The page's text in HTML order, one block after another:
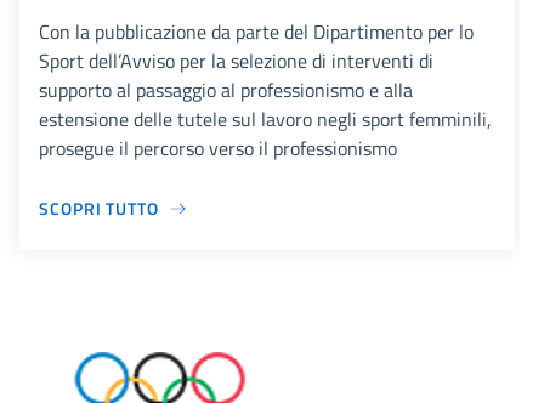
Con la pubblicazione da parte del Dipartimento per lo
Sport dell’Avviso per la selezione di interventi di
supporto al passaggio al professionismo e alla
estensione delle tutele sul lavoro negli sport femminili,
prosegue il percorso verso il professionismo
SCOPRI TUTTO